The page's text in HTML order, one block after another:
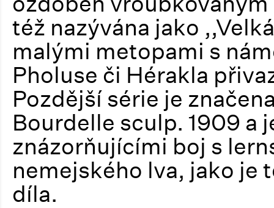
též nazývána jako
malými metopami s
Pholuse či Hérakla
Pozdější série je
Bourdelle sculp. 1909 a
znázorňujícími boj s
nemejského lva, jako je
díla.